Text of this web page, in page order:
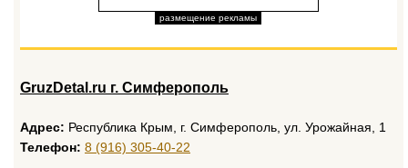
размещение рекламы
GruzDetal.ru г. Симферополь
Адрес: Республика Крым, г. Симферополь, ул. Урожайная, 1
Телефон: 8 (916) 305-40-22